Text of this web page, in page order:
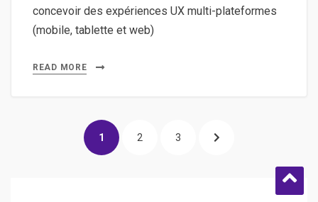
concevoir des expériences UX multi-plateformes
(mobile, tablette et web)
READ MORE
pagination
PAGE
1 PAGE
2 PAGE
3 NEXT